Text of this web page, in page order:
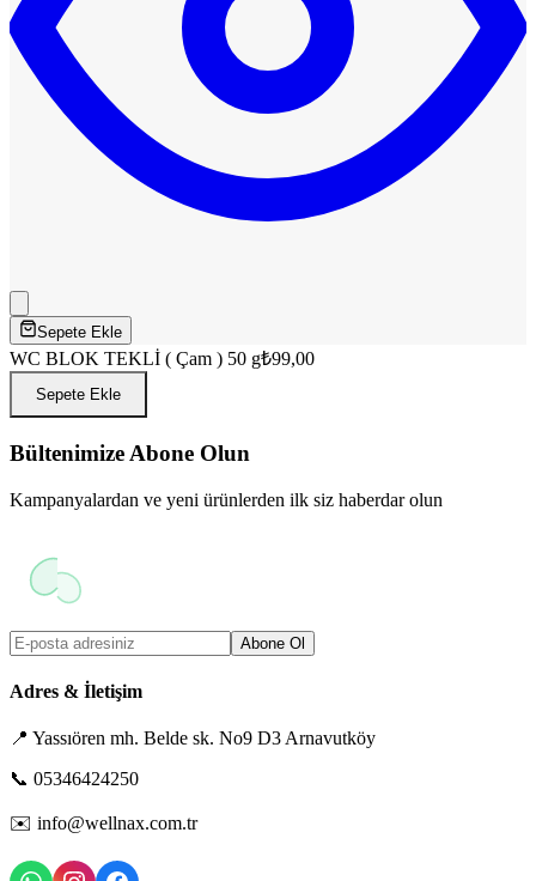
Sepete Ekle
WC BLOK TEKLİ ( Çam ) 50 g₺99,00
Sepete Ekle
Bültenimize Abone Olun
Kampanyalardan ve yeni ürünlerden ilk siz haberdar olun
Abone Ol
Adres & İletişim
📍 Yassıören mh. Belde sk. No9 D3 Arnavutköy
📞 05346424250
✉️ info@wellnax.com.tr